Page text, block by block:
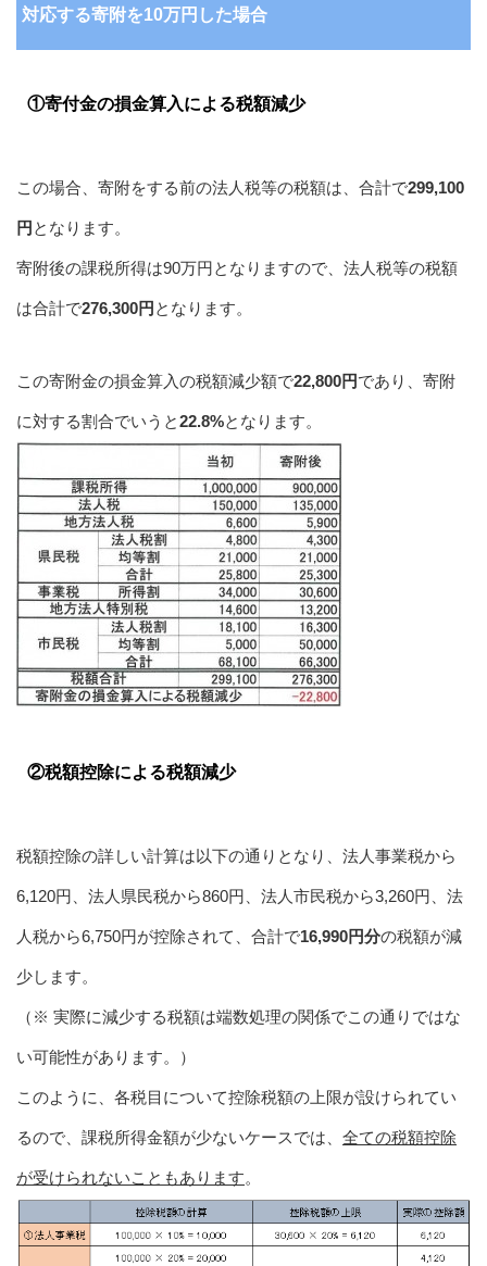
対応する寄附を10万円した場合
①寄付金の損金算入による税額減少
この場合、寄附をする前の法人税等の税額は、合計で299,100
円 となります。
寄附後の課税所得は90万円となりますので、法人税等の税額
は合計で276,300円 となります。
この寄附金の損金算入の税額減少額で22,800円であり、寄附
に対する割合でいうと22.8%となります。
②税額控除による税額減少
税額控除の詳しい計算は以下の通りとなり、法人事業税から
6,120円、法人県民税から860円、法人市民税から3,260円、法
人税から6,750円が控除されて、合計で16,990円分の税額が減
少します。
（※ 実際に減少する税額は端数処理の関係でこの通りではな
い可能性があります。）
このように、各税目について控除税額の上限が設けられてい
るので、課税所得金額が少ないケースでは、 全ての税額控除
が受けられないこともあります。